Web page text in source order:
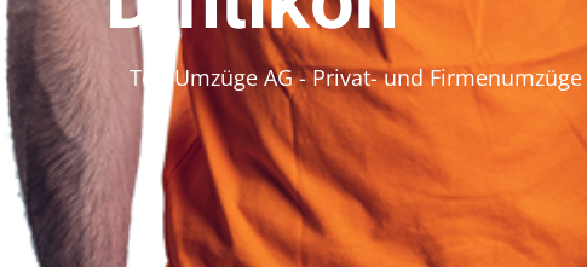
Top Umzüge AG - Privat- und Firmenumzüge